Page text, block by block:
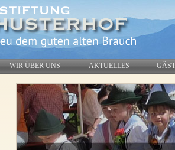
WIR ÜBER UNS AKTUELLES